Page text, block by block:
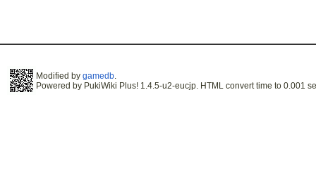
Modified by gamedb.
Powered by PukiWiki Plus! 1.4.5-u2-eucjp. HTML convert time to 0.001